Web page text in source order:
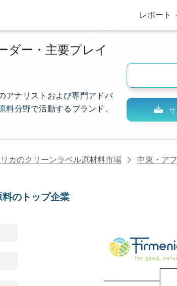
レポート
ダー・主要プレイ
アナリストおよび専門アドバ
料分野で活動するブランド、
カのクリーンラベル原材料市場 中東・ア
のトップ企業